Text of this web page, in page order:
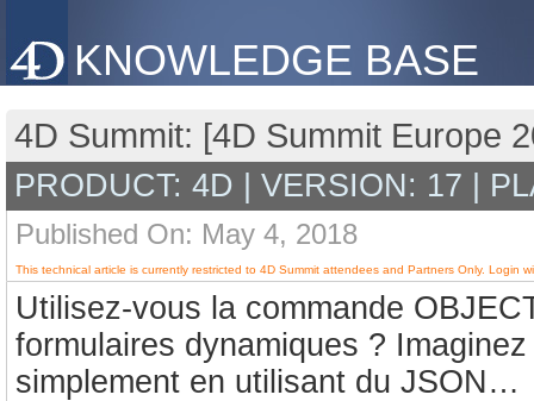
KNOWLEDGE BASE
4D Summit: [4D Summit Europe
PRODUCT: 4D | VERSION: 17 |
Published On: May 4, 2018
This technical article is currently restricted to 4D Summit attendees and Partners Only. Login
Utilisez-vous la commande
formulaires dynamiques ?
simplement en utilisant du JSON…